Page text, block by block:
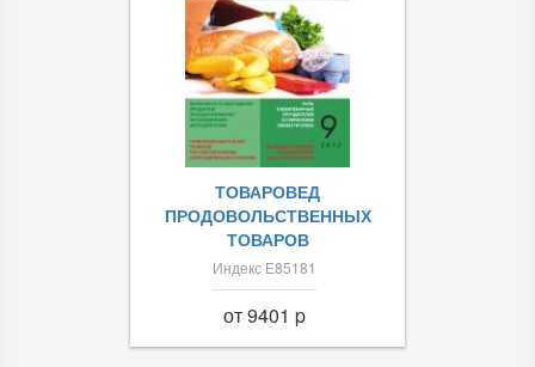
ТОВАРОВЕД
ПРОДОВОЛЬСТВЕННЫХ
ТОВАРОВ
Индекс Е85181
от 9401 p